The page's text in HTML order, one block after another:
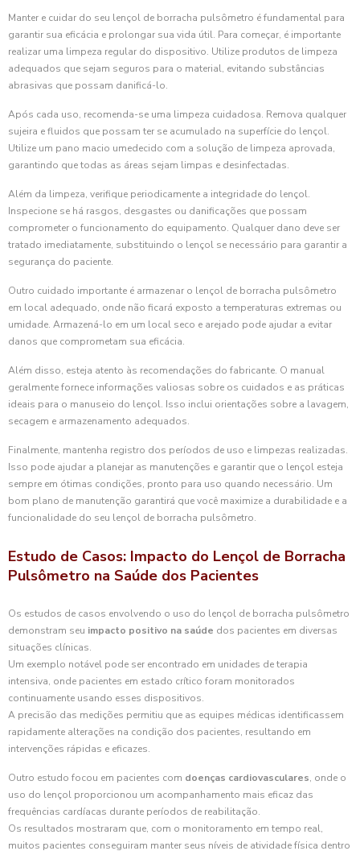
Manter e cuidar do seu lençol de borracha pulsômetro é fundamental para
garantir sua eficácia e prolongar sua vida útil. Para começar, é importante
realizar uma limpeza regular do dispositivo. Utilize produtos de limpeza
adequados que sejam seguros para o material, evitando substâncias
abrasivas que possam danificá-lo.
Após cada uso, recomenda-se uma limpeza cuidadosa. Remova qualquer
sujeira e fluidos que possam ter se acumulado na superfície do lençol.
Utilize um pano macio umedecido com a solução de limpeza aprovada,
garantindo que todas as áreas sejam limpas e desinfectadas.
Além da limpeza, verifique periodicamente a integridade do lençol.
Inspecione se há rasgos, desgastes ou danificações que possam
comprometer o funcionamento do equipamento. Qualquer dano deve ser
tratado imediatamente, substituindo o lençol se necessário para garantir a
segurança do paciente.
Outro cuidado importante é armazenar o lençol de borracha pulsômetro
em local adequado, onde não ficará exposto a temperaturas extremas ou
umidade. Armazená-lo em um local seco e arejado pode ajudar a evitar
danos que comprometam sua eficácia.
Além disso, esteja atento às recomendações do fabricante. O manual
geralmente fornece informações valiosas sobre os cuidados e as práticas
ideais para o manuseio do lençol. Isso inclui orientações sobre a lavagem,
secagem e armazenamento adequados.
Finalmente, mantenha registro dos períodos de uso e limpezas realizadas.
Isso pode ajudar a planejar as manutenções e garantir que o lençol esteja
sempre em ótimas condições, pronto para uso quando necessário. Um
bom plano de manutenção garantirá que você maximize a durabilidade e a
funcionalidade do seu lençol de borracha pulsômetro.
Estudo de Casos: Impacto do Lençol de Borracha
Pulsômetro na Saúde dos Pacientes
Os estudos de casos envolvendo o uso do lençol de borracha pulsômetro
demonstram seu impacto positivo na saúde dos pacientes em diversas
situações clínicas.
Um exemplo notável pode ser encontrado em unidades de terapia
intensiva, onde pacientes em estado crítico foram monitorados
continuamente usando esses dispositivos.
A precisão das medições permitiu que as equipes médicas identificassem
rapidamente alterações na condição dos pacientes, resultando em
intervenções rápidas e eficazes.
Outro estudo focou em pacientes com doenças cardiovasculares, onde o
uso do lençol proporcionou um acompanhamento mais eficaz das
frequências cardíacas durante períodos de reabilitação.
Os resultados mostraram que, com o monitoramento em tempo real,
muitos pacientes conseguiram manter seus níveis de atividade física dentro